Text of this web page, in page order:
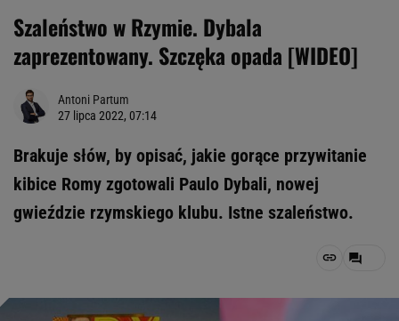
Szaleństwo w Rzymie. Dybala
zaprezentowany. Szczęka opada [WIDEO]
Antoni Partum
27 lipca 2022, 07:14
Brakuje słów, by opisać, jakie gorące przywitanie
kibice Romy zgotowali Paulo Dybali, nowej
gwieździe rzymskiego klubu. Istne szaleństwo.